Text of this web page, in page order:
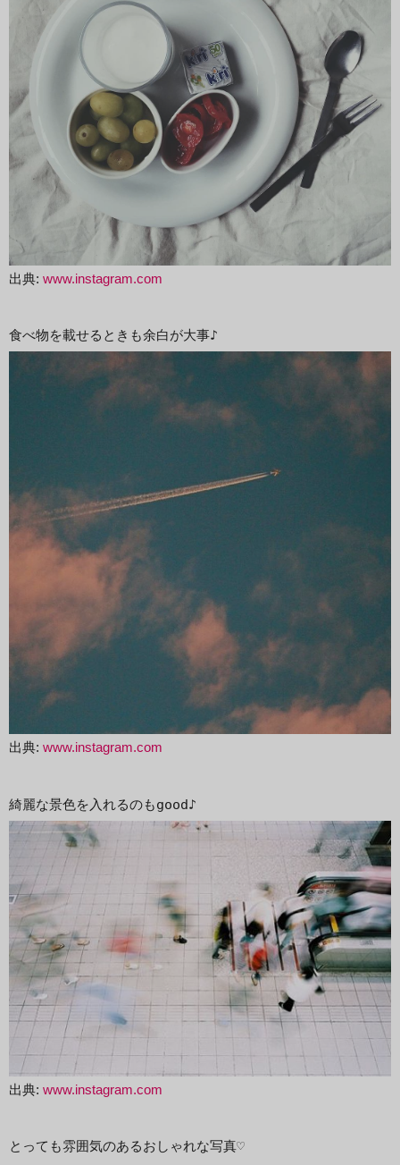
出典: www.instagram.com
食べ物を載せるときも余白が大事♪
出典: www.instagram.com
綺麗な景色を入れるのもgood♪
出典: www.instagram.com
とっても雰囲気のあるおしゃれな写真♡